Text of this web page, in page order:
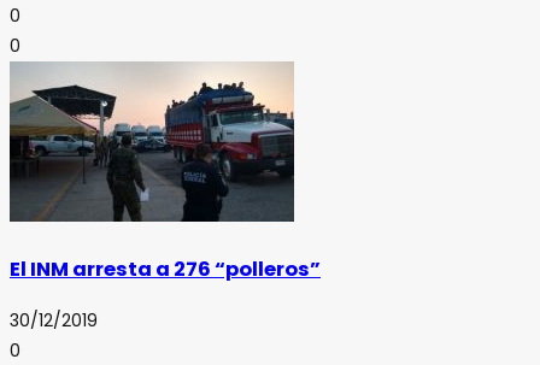
0
0
El INM arresta a 276 “polleros”
30/12/2019
0